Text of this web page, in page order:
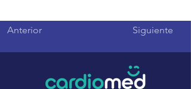
Anterior Siguiente